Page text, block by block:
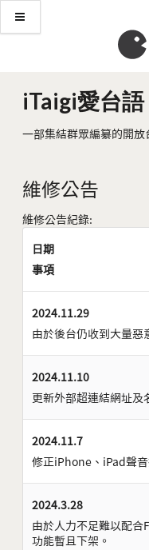
iTaigi愛台語
一部集結群眾編纂的開放
維修公告
維修公告紀錄:
日期
事項
2024.11.29
由於後台仍收到大量惡
2024.11.10
更新外部超連結網址及
2024.11.7
修正iPhone、iPad聲音
2024.3.28
由於人力不足難以配
功能暫且下架。